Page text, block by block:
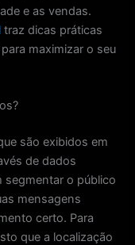
e as vendas.
traz dicas práticas
maximizar o seu
são exibidos em
de dados
segmentar o público
mensagens
certo. Para
que a localização